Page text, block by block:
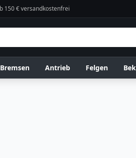
150 € versandkostenfrei
Bremsen Antrieb Felgen